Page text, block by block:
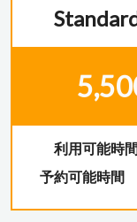
利用可能時
予約可能時間